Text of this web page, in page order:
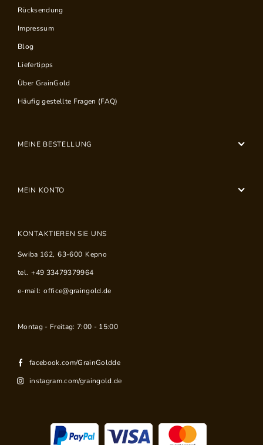
Rücksendung
Impressum
Blog
Liefertipps
Über GrainGold
Häufig gestellte Fragen (FAQ)
MEINE BESTELLUNG
MEIN KONTO
KONTAKTIEREN SIE UNS
Swiba 162, 63-600 Kepno
tel. +49 33479379964
e-mail: office@graingold.de
Montag - Freitag: 7:00 - 15:00
facebook.com/GrainGoldde
instagram.com/graingold.de